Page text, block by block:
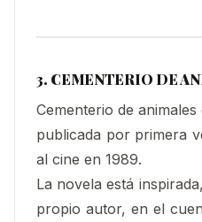
3. CEMENTERIO DE
Cementerio de
publicada por primera
al cine en 1989.
La novela está
propio autor, en el